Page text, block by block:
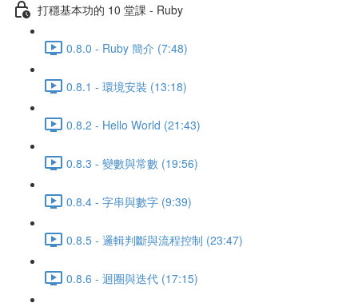
打穩基本功的 10 堂課 - Ruby
0.8.0 - Ruby 簡介 (7:48)
0.8.1 - 環境安裝 (13:18)
0.8.2 - Hello World (21:43)
0.8.3 - 變數與常數 (19:56)
0.8.4 - 字串與數字 (9:39)
0.8.5 - 邏輯判斷與流程控制 (23:47)
0.8.6 - 迴圈與迭代 (17:15)